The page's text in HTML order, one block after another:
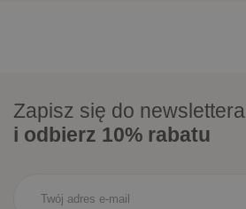
Zapisz się do newslettera
i odbierz 10% rabatu